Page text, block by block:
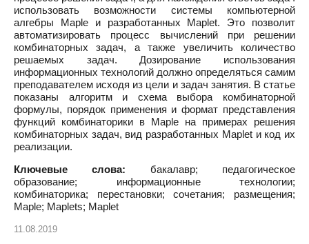
использовать возможности системы компьютерной
алгебры Maple и разработанных Maplet. Это позволит
автоматизировать процесс вычислений при решении
комбинаторных задач, а также увеличить количество
решаемых задач. Дозирование использования
информационных технологий должно определяться самим
преподавателем исходя из цели и задач занятия. В статье
показаны алгоритм и схема выбора комбинаторной
формулы, порядок применения и формат представления
функций комбинаторики в Maple на примерах решения
комбинаторных задач, вид разработанных Maplet и код их
реализации.
Ключевые слова: бакалавр; педагогическое
образование; информационные технологии;
комбинаторика; перестановки; сочетания; размещения;
Maple; Maplets; Maplet
11.08.2019